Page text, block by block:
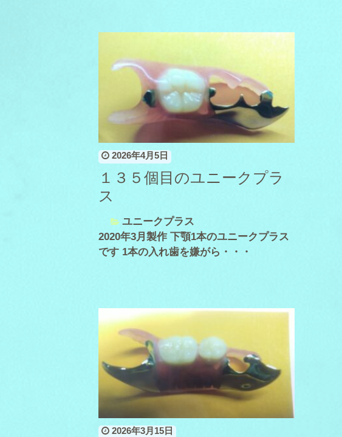
2026年4月5日
１３５個目のユニークプラ
ス
ユニークプラス
2020年3月製作 下顎1本のユニークプラス
です 1本の入れ歯を嫌がら・・・
2026年3月15日